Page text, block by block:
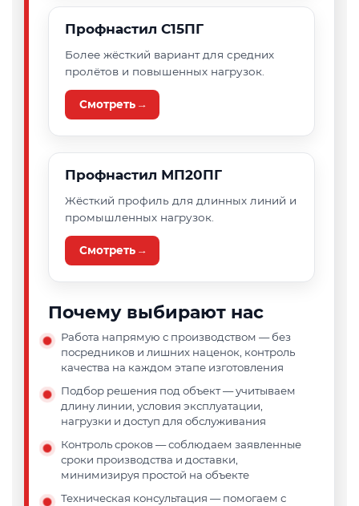
Профнастил С15ПГ
Более жёсткий вариант для средних
пролётов и повышенных нагрузок.
Смотреть →
Профнастил МП20ПГ
Жёсткий профиль для длинных линий и
промышленных нагрузок.
Смотреть →
Почему выбирают нас
Работа напрямую с производством — без
посредников и лишних наценок, контроль
качества на каждом этапе изготовления
Подбор решения под объект — учитываем
длину линии, условия эксплуатации,
нагрузки и доступ для обслуживания
Контроль сроков — соблюдаем заявленные
сроки производства и доставки,
минимизируя простой на объекте
Техническая консультация — помогаем с